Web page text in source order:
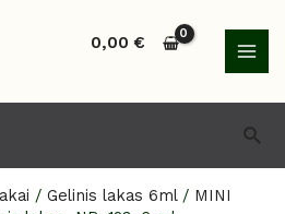
0,00€
/ Gelinis lakas 6ml/ MINI